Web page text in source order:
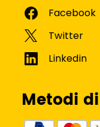
Metodi